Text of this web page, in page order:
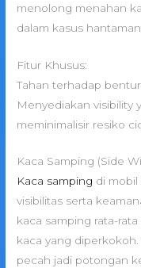
menolong menahan
dalam kasus hantaman.
Fitur Khusus:
Tahan terhadap
Menyediakan visibility
meminimalisir resiko
Kaca Samping (Side
Kaca samping di
visibilitas serta
kaca samping rata-
kaca yang
pecah jadi potongan